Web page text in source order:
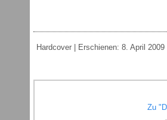
Hardcover | Erschienen: 8. April
Zu